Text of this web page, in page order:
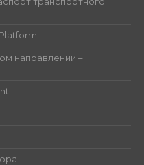
направлении –